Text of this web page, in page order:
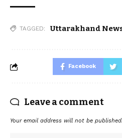
TAGGED: Uttarakhand
Facebook
Leave a comment
Your email address will not be published.